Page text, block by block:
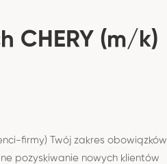
CHERY (m/k)
firmy) Twój zakres obowiązków
pozyskiwanie nowych klientów